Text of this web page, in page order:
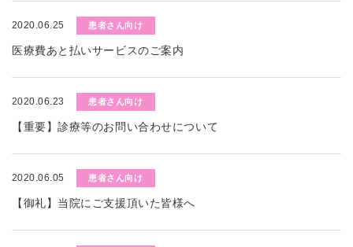
2020.06.25 患者さん向け
医療費あと払いサービスのご案内
2020.06.23 患者さん向け
【重要】診療等のお問い合わせについて
2020.06.05 患者さん向け
【御礼】当院にご支援頂いた皆様へ